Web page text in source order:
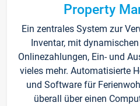
Property
Ein zentrales System zur
Inventar, mit
Onlinezahlungen, Ein- und
vieles mehr. Automatisierte
und Software für
überall über einen